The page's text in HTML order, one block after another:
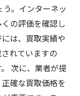
。インターネッ
の評価を確認し
は、買取実績や
れていますの
次に、業者が提
確な買取価格を